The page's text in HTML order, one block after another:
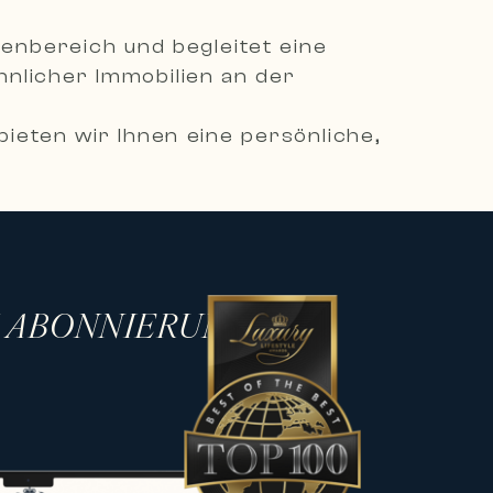
und begleitet eine
Immobilien an der
wir Ihnen eine persönliche,
zu verwirklichen.